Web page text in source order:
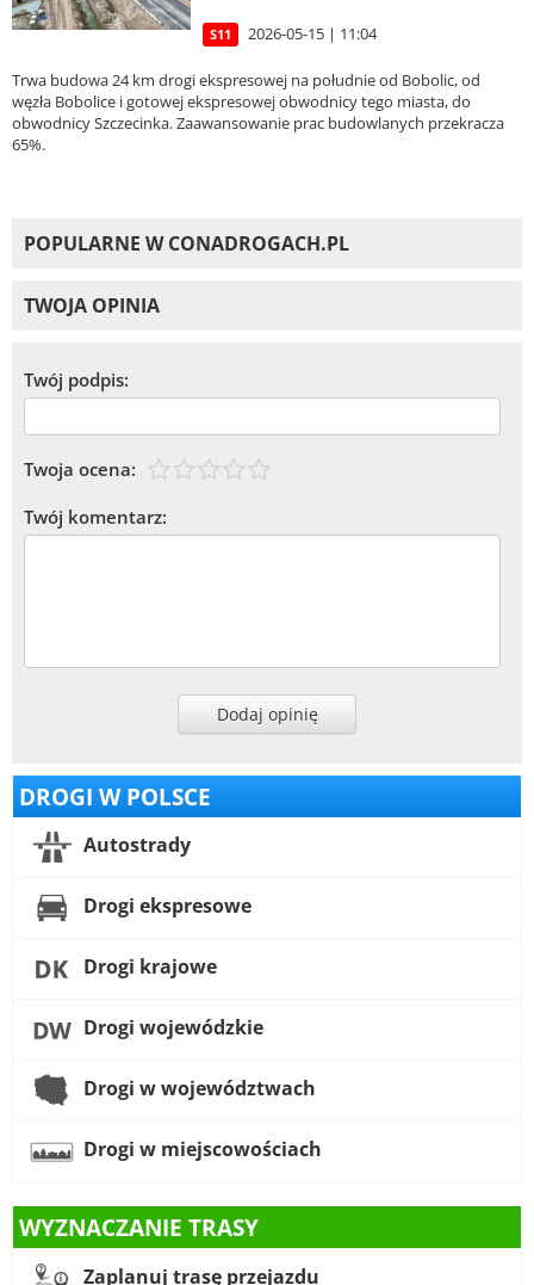
S11 2026-05-15 | 11:04
Trwa budowa 24 km drogi ekspresowej na południe od Bobolic, od
węzła Bobolice i gotowej ekspresowej obwodnicy tego miasta, do
obwodnicy Szczecinka. Zaawansowanie prac budowlanych przekracza
65%.
POPULARNE W CONADROGACH.PL
TWOJA OPINIA
Twój podpis:
Twoja ocena:
Twój komentarz:
Dodaj opinię
DROGI W POLSCE
Autostrady
Drogi ekspresowe
Drogi krajowe
Drogi wojewódzkie
Drogi w województwach
Drogi w miejscowościach
WYZNACZANIE TRASY
Zaplanuj trasę przejazdu